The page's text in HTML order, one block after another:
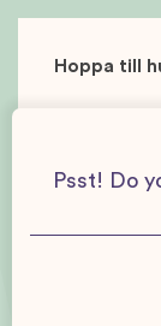
Hoppa till
Psst! Do